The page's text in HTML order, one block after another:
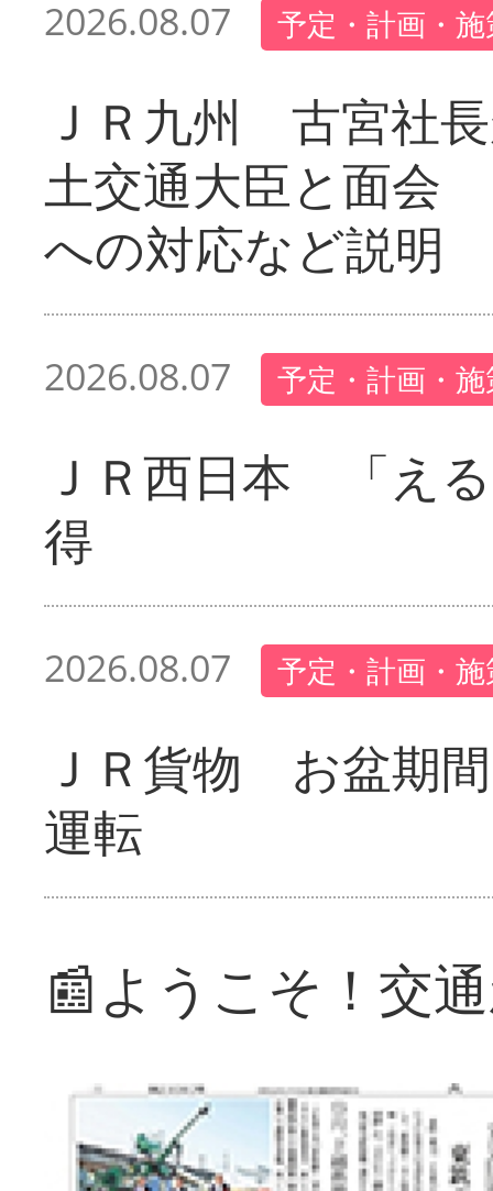
2026.08.07 予定・計画・
ＪＲ九州 古宮社
土交通大臣と面会
への対応など説明
2026.08.07 予定・計画・
ＪＲ西日本 「え
得
2026.08.07 予定・計画・
ＪＲ貨物 お盆期
運転
📰ようこそ！交